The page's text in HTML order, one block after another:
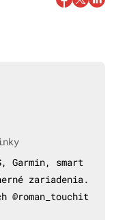
Garmin, smart
zariadenia.
@roman_touchit